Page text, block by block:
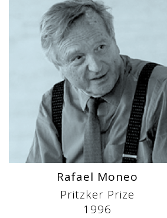
Rafael Moneo
Pritzker Prize
1996